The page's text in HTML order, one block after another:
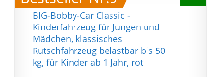
unabhängig
voneinander. Somit
bewegen sich die
Pedale beim Lenken
nicht, und die Füße
bleiben immer auf den
Flexibler Einsatz Spiel- &
Fahrspaß Produktmaße
► 110.0 x 77.0 x 54.0 cm
Produktgewicht ► 21.2
Kg
BIG-Bobby-Car Classic -
Kinderfahrzeug für Jungen und
Mädchen, klassisches
Rutschfahrzeug belastbar bis 50
kg, für Kinder ab 1 Jahr, rot